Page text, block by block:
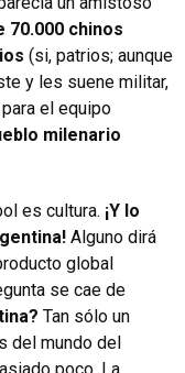
70.000 chinos
(si, patrios; aunque
y les suene militar,
el equipo
milenario
es cultura. ¡Y lo
Alguno dirá
global
se cae de
Tan sólo un
del mundo del